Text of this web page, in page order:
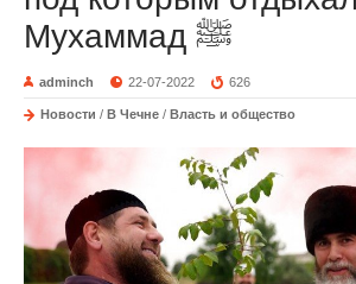
Мухаммад ﷺ
adminch 22-07-2022 626
Новости / В Чечне / Власть и общество